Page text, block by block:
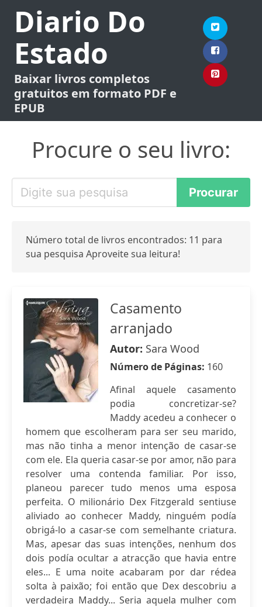
Diario Do
Estado
Baixar livros completos
gratuitos em formato PDF e
EPUB
Procure o seu livro:
Número total de livros encontrados: 11 para
sua pesquisa Aproveite sua leitura!
Casamento
arranjado
Autor: Sara Wood
Número de Páginas: 160
Afinal aquele casamento
podia concretizar-se?
Maddy acedeu a conhecer o
homem que escolheram para ser seu marido,
mas não tinha a menor intenção de casar-se
com ele. Ela queria casar-se por amor, não para
resolver uma contenda familiar. Por isso,
planeou parecer tudo menos uma esposa
perfeita. O milionário Dex Fitzgerald sentiuse
aliviado ao conhecer Maddy, ninguém podía
obrigá-lo a casar-se com semelhante criatura.
Mas, apesar das suas intenções, nenhum dos
dois podía ocultar a atracção que havia entre
eles... E uma noite acabaram por dar rédea
solta à paixão; foi então que Dex descobriu a
verdadeira Maddy... Seria aquela mulher com